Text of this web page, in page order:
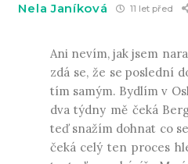
Nela Janíková 11 let před
Ani nevím, jak jsem
zdá se, že se poslední
tím samým. Bydlím v
dva týdny mě čeká
teď snažím dohnat co
čeká celý ten proces